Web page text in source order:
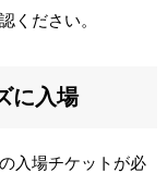
ください。
に入場
入場チケットが必